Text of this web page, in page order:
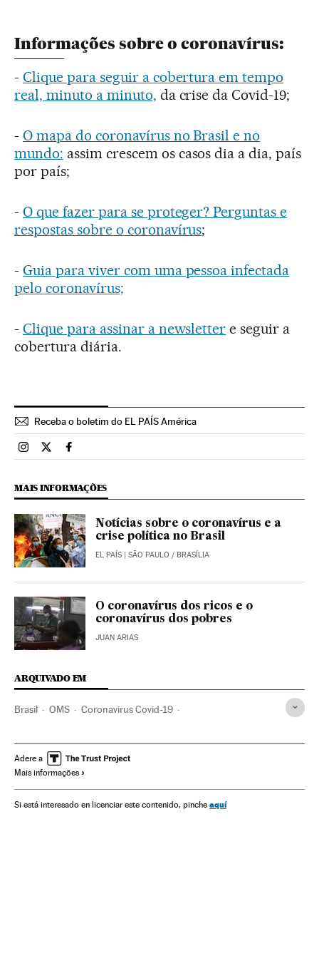
Informações sobre o coronavírus:
- Clique para seguir a cobertura em tempo
real, minuto a minuto, da crise da Covid-19;
- O mapa do coronavírus no Brasil e no
mundo: assim crescem os casos dia a dia, país
por país;
- O que fazer para se proteger? Perguntas e
respostas sobre o coronavírus;
- Guia para viver com uma pessoa infectada
pelo coronavírus;
- Clique para assinar a newsletter e seguir a
cobertura diária.
Receba o boletim do EL PAÍS América
Brasil El País Brasil en Instagram
Brasil El País Brasil en Twitter
Brasil El País Brasil en Facebook
MAIS INFORMAÇÕES
Notícias sobre o coronavírus e a
crise política no Brasil
EL PAÍS | SÃO PAULO / BRASÍLIA
O coronavírus dos ricos e o
coronavírus dos pobres
JUAN ARIAS
ARQUIVADO EM
Brasil OMS Coronavirus Covid-19
Doenças infecciosas Doenças respiratórias
Ministério Saúde
Nelson Teich Brasília Distrito Federal SUS
Adere a
Mais informações
Si está interesado en licenciar este contenido, pinche aquí